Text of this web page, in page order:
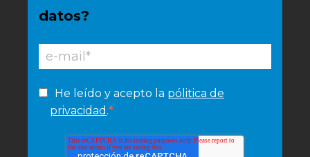
datos?
He leído y acepto la pólitica de
privacidad .*